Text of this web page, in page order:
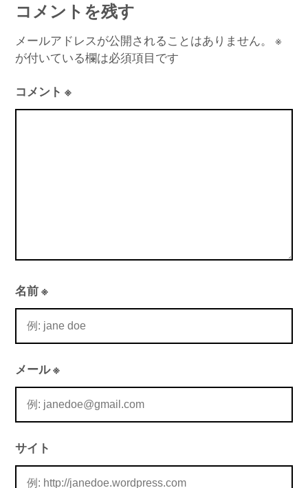
ビ
ゲ
ー
シ
ョ
コメントを残す
メールアドレスが公開されることはありません。
※
が付いている欄は必須項目です
コメント※
名前※
メール※
サイト